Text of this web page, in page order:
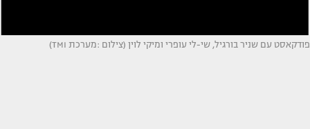
פודקאסט עם שניר בורגיל, שי-לי עופרי ומיקי לוין (צילום :מערכת TMI)